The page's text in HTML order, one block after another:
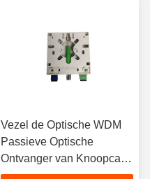
Vezel de Optische WDM
Passieve Optische
Ontvanger van Knoopcatv
voor FTTH